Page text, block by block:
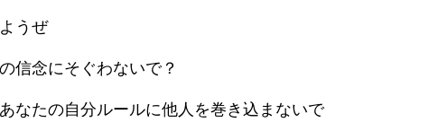
うぜ
信念にそぐわないで？
なたの自分ルールに他人を巻き込まないで